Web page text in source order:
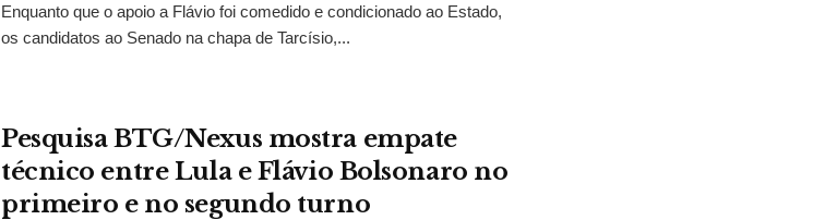
Enquanto que o apoio a Flávio foi comedido e condicionado ao Estado,
os candidatos ao Senado na chapa de Tarcísio,...
Pesquisa BTG/Nexus mostra empate
técnico entre Lula e Flávio Bolsonaro no
primeiro e no segundo turno